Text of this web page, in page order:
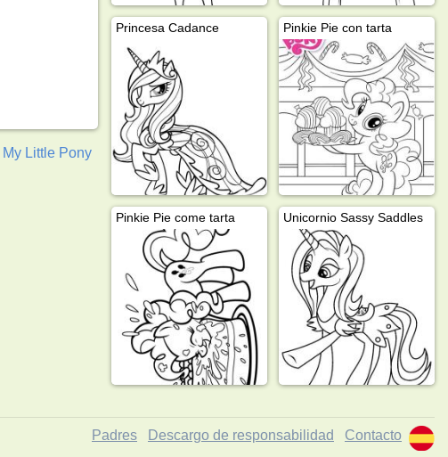
My Little Pony
Princesa Cadance Pinkie Pie con tarta
Pinkie Pie come tarta Unicornio Sassy Saddles
Padres Descargo de responsabilidad Contacto